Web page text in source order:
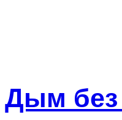
Дым без